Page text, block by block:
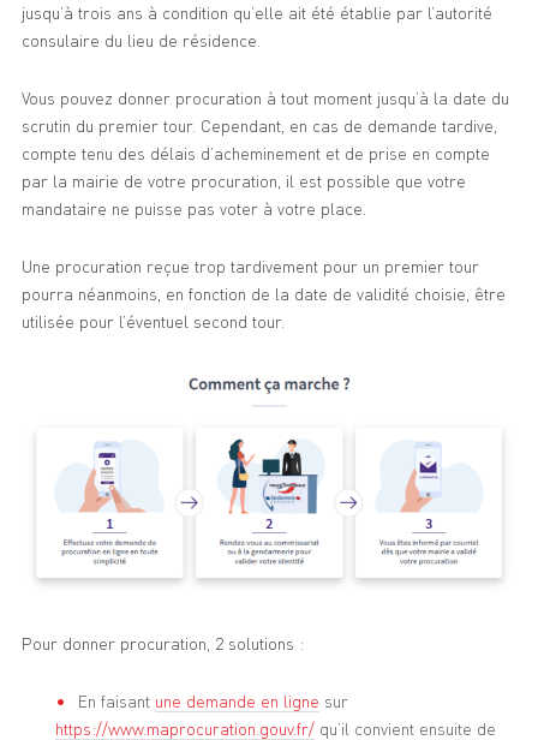
jusqu’à trois ans à condition qu’elle ait été établie par l’autorité
consulaire du lieu de résidence.
Vous pouvez donner procuration à tout moment jusqu’à la date du
scrutin du premier tour. Cependant, en cas de demande tardive,
compte tenu des délais d’acheminement et de prise en compte
par la mairie de votre procuration, il est possible que votre
mandataire ne puisse pas voter à votre place.
Une procuration reçue trop tardivement pour un premier tour
pourra néanmoins, en fonction de la date de validité choisie, être
utilisée pour l’éventuel second tour.
Pour donner procuration, 2 solutions :
En faisant une demande en ligne sur
https://www.maprocuration.gouv.fr/qu’il convient ensuite de